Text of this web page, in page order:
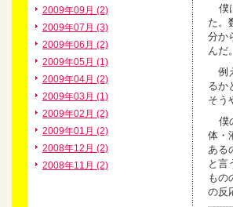
2009年09月 (2)
2009年07月 (3)
2009年06月 (2)
2009年05月 (1)
2009年04月 (2)
2009年03月 (1)
2009年02月 (2)
2009年01月 (2)
2008年12月 (2)
2008年11月 (2)
僕
た。
分か
んだ。
例
るか
そう
僕
体・
ある
と言
もの
の反